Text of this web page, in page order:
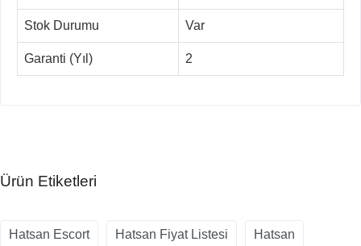
Stok Durumu Var
Garanti (Yıl) 2
Ürün Etiketleri
Hatsan Escort Hatsan Fiyat Listesi Hatsan